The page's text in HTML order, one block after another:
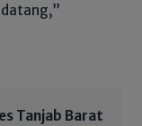
Tanjab Barat